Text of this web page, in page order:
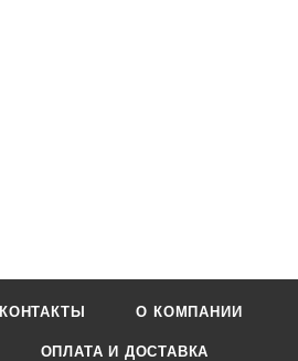
КОНТАКТЫ О КОМПАНИИ
ОПЛАТА И ДОСТАВКА